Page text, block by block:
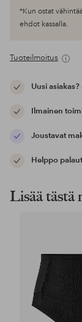
*Kun ostat
ehdot kassalla.
Tuoteilmoitus
Uusi asiakas?
Ilmainen
Joustavat
Helppo
Lisää tästä